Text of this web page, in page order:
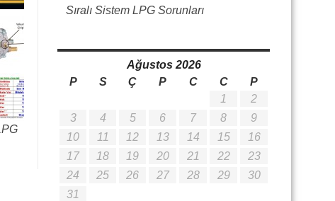
Sıralı Sistem LPG Sorunları
Ağustos 2026
P
S Ç P C C P
1
2
3
4 5 6 7 8
9
10
11 12 13 14 15
16
17
18 19 20 21 22
23
24
25 26 27 28 29
30
31